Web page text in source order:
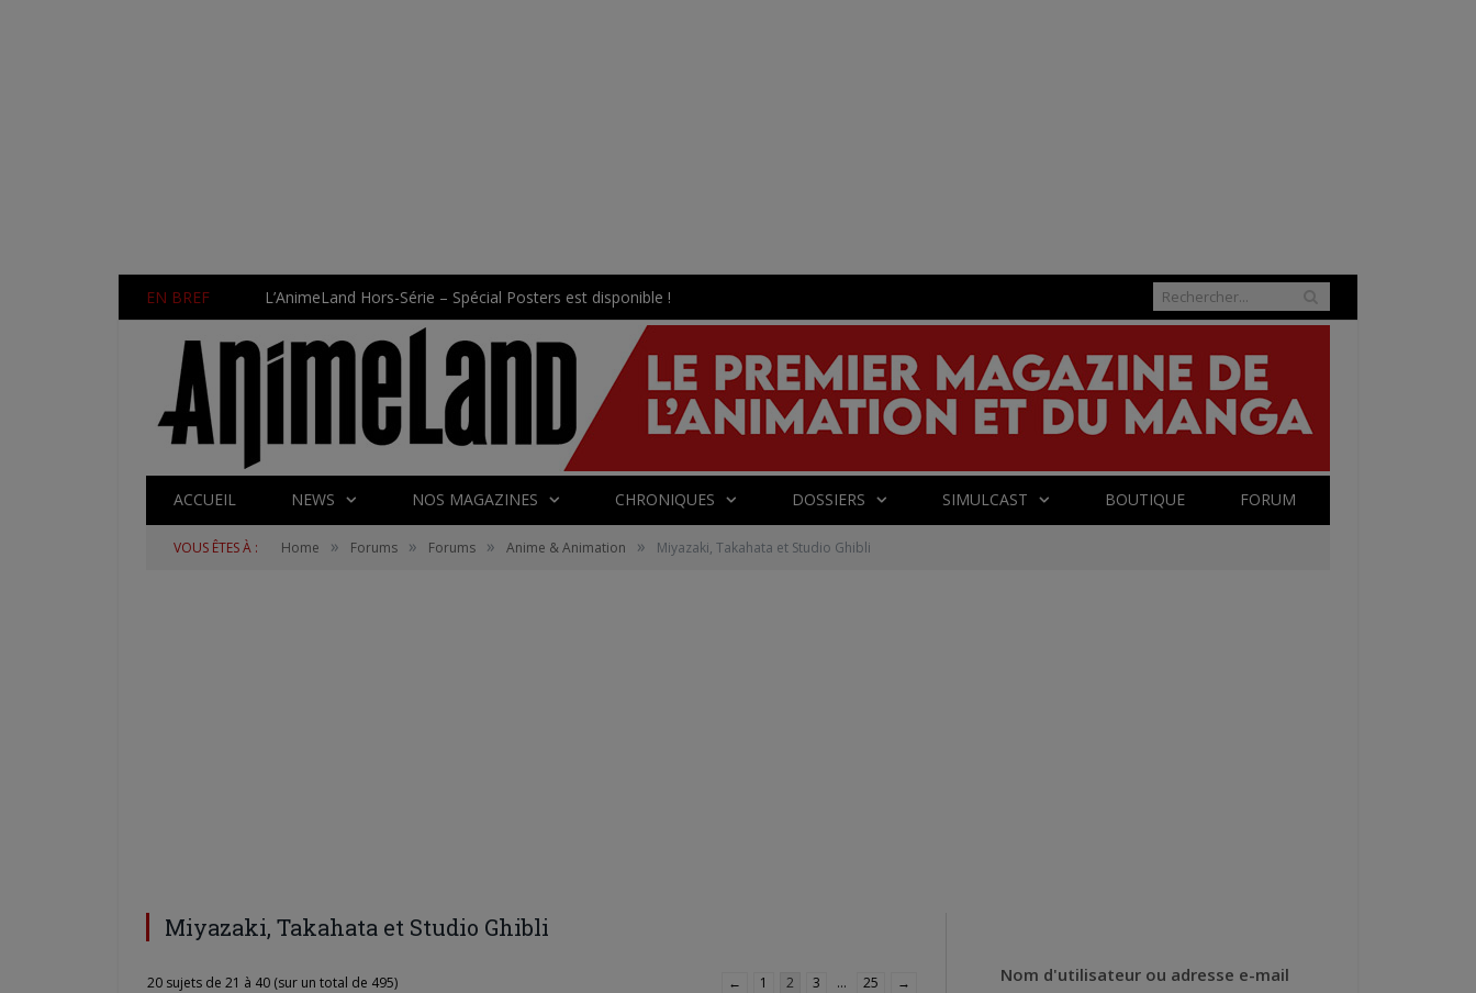
EN BREF L’AnimeLand Hors-Série – Spécial Posters est disponible !
ACCUEIL NEWS NOS MAGAZINES CHRONIQUES DOSSIERS SIMULCAST BOUTIQUE FORUM
VOUS ÊTES À : Home » Forums » Forums » Anime & Animation » Miyazaki, Takahata et Studio Ghibli
Miyazaki, Takahata et Studio Ghibli
20 sujets de 21 à 40 (sur un total de 495) ← 1 2 3 … 25 → Nom d'utilisateur ou adresse e-mail